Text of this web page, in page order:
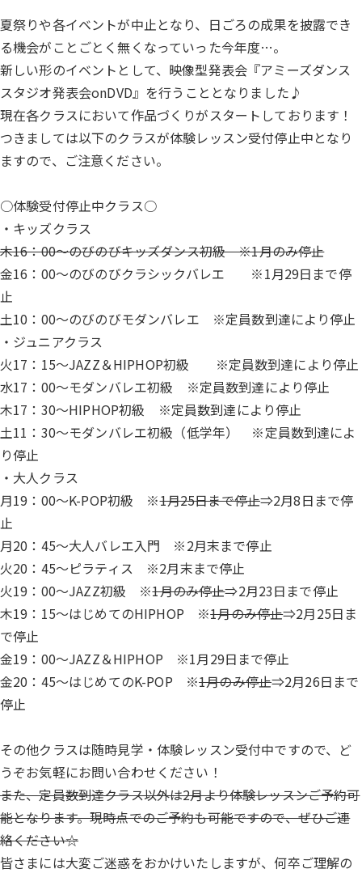
夏祭りや各イベントが中止となり、日ごろの成果を披露でき
る機会がことごとく無くなっていった今年度…。
新しい形のイベントとして、映像型発表会『アミーズダンス
スタジオ発表会onDVD』を行うこととなりました♪
現在各クラスにおいて作品づくりがスタートしております！
つきましては以下のクラスが体験レッスン受付停止中となり
ますので、ご注意ください。
○体験受付停止中クラス○
・キッズクラス
木16：00～のびのびキッズダンス初級 ※1月のみ停止
金16：00～のびのびクラシックバレエ ※1月29日まで停
止
土10：00～のびのびモダンバレエ ※定員数到達により停止
・ジュニアクラス
火17：15～JAZZ＆HIPHOP初級 ※定員数到達により停止
水17：00～モダンバレエ初級 ※定員数到達により停止
木17：30～HIPHOP初級 ※定員数到達により停止
土11：30～モダンバレエ初級（低学年） ※定員数到達によ
り停止
・大人クラス
月19：00～K-POP初級 ※1月25日まで停止⇒2月8日まで停
止
月20：45～大人バレエ入門 ※2月末まで停止
火20：45～ピラティス ※2月末まで停止
火19：00～JAZZ初級 ※1月のみ停止⇒2月23日まで停止
木19：15～はじめてのHIPHOP ※1月のみ停止⇒2月25日ま
で停止
金19：00～JAZZ＆HIPHOP ※1月29日まで停止
金20：45～はじめてのK-POP ※1月のみ停止⇒2月26日まで
停止
その他クラスは随時見学・体験レッスン受付中ですので、ど
うぞお気軽にお問い合わせください！
また、定員数到達クラス以外は2月より体験レッスンご予約可
能となります。現時点でのご予約も可能ですので、ぜひご連
絡ください☆
皆さまには大変ご迷惑をおかけいたしますが、何卒ご理解の